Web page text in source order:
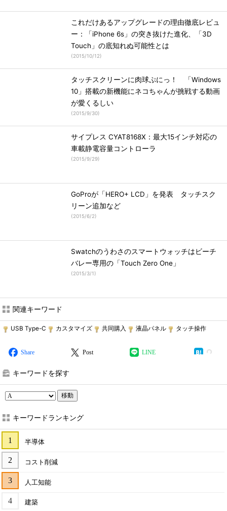
これだけあるアップグレードの理由徹底レビュ
ー：「iPhone 6s」の突き抜けた進化、「3D
Touch」の底知れぬ可能性とは
(2015/10/12)
タッチスクリーンに肉球ぷにっ！ 「Windows
10」搭載の新機能にネコちゃんが挑戦する動画
が愛くるしい
(2015/9/30)
サイプレス CYAT8168X：最大15インチ対応の
車載静電容量コントローラ
(2015/9/29)
GoProが「HERO+ LCD」を発表 タッチスク
リーン追加など
(2015/6/2)
Swatchのうわさのスマートウォッチはビーチ
バレー専用の「Touch Zero One」
(2015/3/1)
関連キーワード
USB Type-C カスタマイズ 共同購入 液晶パネル タッチ操作
Share Post LINE
キーワードを探す
移動
キーワードランキング
半導体
コスト削減
人工知能
建築